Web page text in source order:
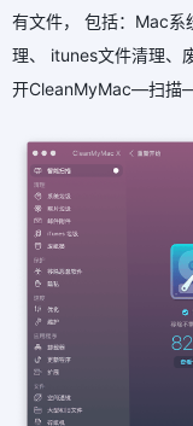
有文件， 包括：Mac系
理、 itunes文件清理、
开CleanMyMac—扫描—